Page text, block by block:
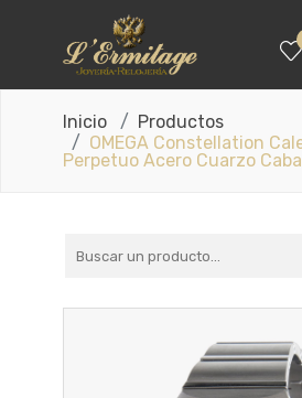
Inicio
Productos
OMEGA Constellation
Perpetuo Acero Cuarzo